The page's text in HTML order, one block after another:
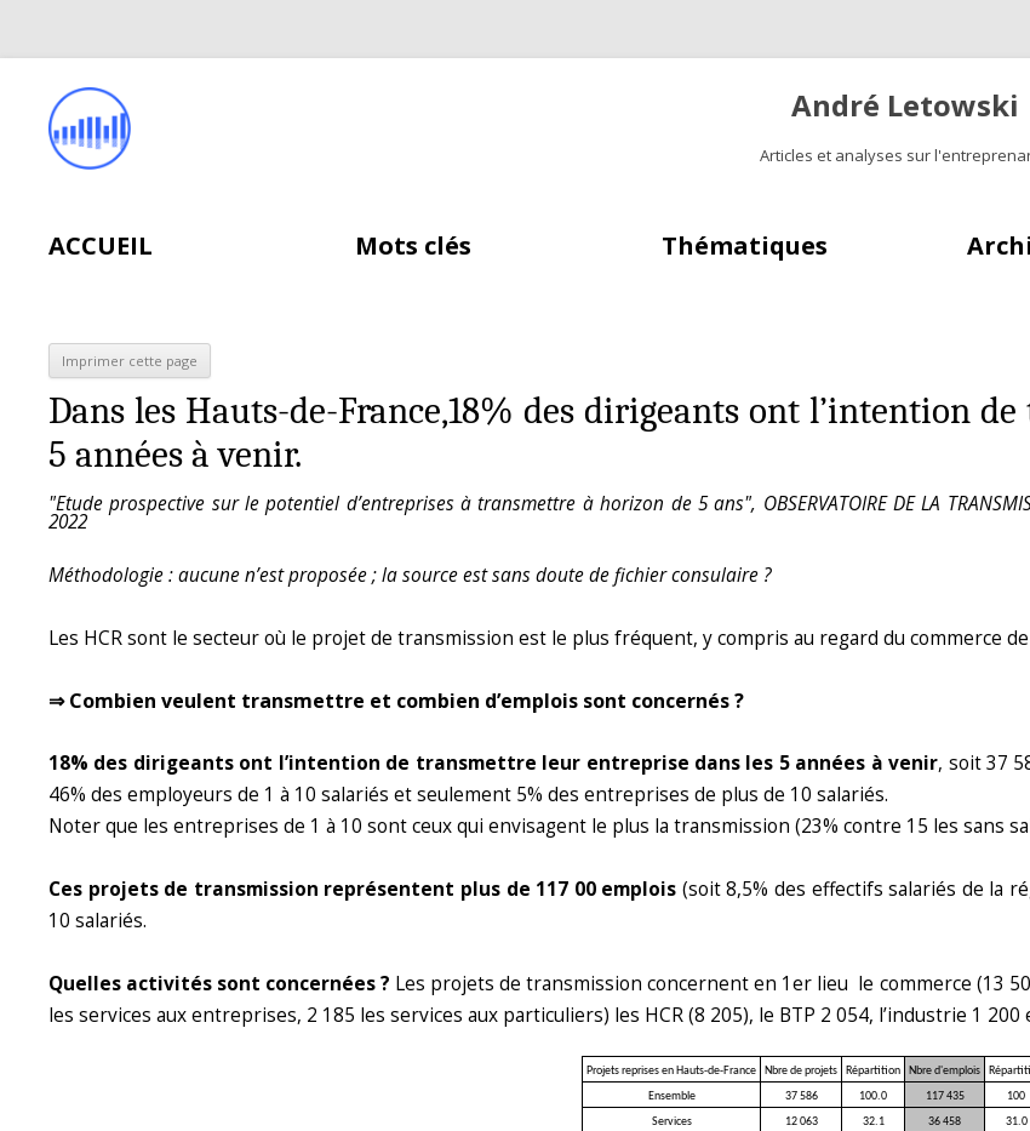
André Letowski
Articles et analyses sur
ACCUEIL Mots clés Thématiques
Dans les Hauts-de-France,18% des dirigeants ont l’intention
5 années à venir.
"Etude prospective sur le potentiel d’entreprises à transmettre à horizon de 5 ans", OBSERVATOIRE DE LA
2022
Méthodologie : aucune n’est proposée ; la source est sans doute de fichier consulaire ?
Les HCR sont le secteur où le projet de transmission est le plus fréquent, y compris au regard du commerce
⇒ Combien veulent transmettre et combien d’emplois sont concernés ?
18% des dirigeants ont l’intention de transmettre leur entreprise dans les 5 années à venir, soit 37
46% des employeurs de 1 à 10 salariés et seulement 5% des entreprises de plus de 10 salariés.
Noter que les entreprises de 1 à 10 sont ceux qui envisagent le plus la transmission (23% contre 15 les sans
Ces projets de transmission représentent plus de 117 00 emplois (soit 8,5% des effectifs salariés de la
10 salariés.
Quelles activités sont concernées ? Les projets de transmission concernent en 1er lieu le commerce (13
les services aux entreprises, 2 185 les services aux particuliers) les HCR (8 205), le BTP 2 054, l’industrie 1
Projets reprises en Hauts-de-France Nbre de projets Répartition Nbre d'emplois
Ensemble
37 586 100.0 117 435
100
Services
12 063 32.1 36 458
31.0